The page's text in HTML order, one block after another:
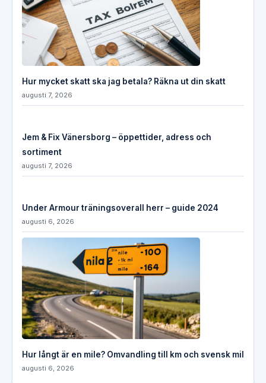
Hur mycket skatt ska jag betala? Räkna ut din skatt
augusti 7, 2026
Jem & Fix Vänersborg – öppettider, adress och
sortiment
augusti 7, 2026
Under Armour träningsoverall herr – guide 2024
augusti 6, 2026
Hur långt är en mile? Omvandling till km och svensk mil
augusti 6, 2026